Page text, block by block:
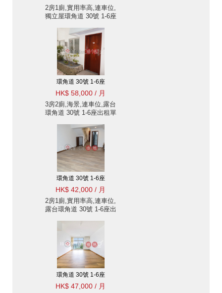
2房1廁,實用率高,連車位,
獨立屋環角道 30號 1-6座
環角道 30號 1-6座
HK$ 58,000 / 月
3房2廁,海景,連車位,露台
環角道 30號 1-6座出租單
環角道 30號 1-6座
HK$ 42,000 / 月
2房1廁,實用率高,連車位,
露台環角道 30號 1-6座出
環角道 30號 1-6座
HK$ 47,000 / 月